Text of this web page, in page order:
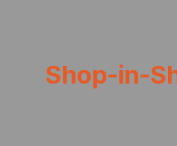
Shop-in-